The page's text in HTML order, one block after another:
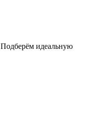
Подберём идеальную